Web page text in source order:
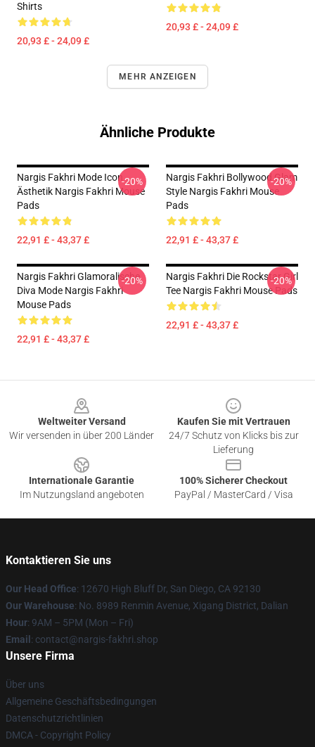
Shirts
20,93 £ - 24,09 £
20,93 £ - 24,09 £
MEHR ANZEIGEN
Ähnliche Produkte
Nargis Fakhri Mode Icon
Ästhetik Nargis Fakhri Mouse
Pads
22,91 £ - 43,37 £
-20%
Nargis Fakhri Bollywood Glam
Style Nargis Fakhri Mouse
Pads
22,91 £ - 43,37 £
-20%
Nargis Fakhri Glamoralische
Diva Mode Nargis Fakhri
Mouse Pads
22,91 £ - 43,37 £
-20%
Nargis Fakhri Die Rockstar Girl
Tee Nargis Fakhri Mouse Pads
22,91 £ - 43,37 £
-20%
Weltweiter Versand
Wir versenden in über 200 Länder
Kaufen Sie mit Vertrauen
24/7 Schutz von Klicks bis zur
Lieferung
Internationale Garantie
Im Nutzungsland angeboten
100% Sicherer Checkout
PayPal / MasterCard / Visa
Kontaktieren Sie uns
Our Head Office: 12670 High Bluff Dr, San Diego, CA 92130
Our Warehouse: No. 8989 Renmin Avenue, Xigang District, Dalian
Hour: 9AM – 5PM (Mon – Fri)
Email : contact@nargis-fakhri.shop
Unsere Firma
Über uns
Allgemeine Geschäftsbedingungen
Datenschutzrichtlinien
DMCA - Copyright Policy